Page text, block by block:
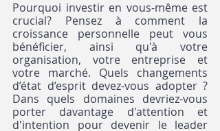
Pourquoi investir en vous-même est
crucial? Pensez à comment la
croissance personnelle peut vous
bénéficier, ainsi qu'à votre
organisation, votre entreprise et
votre marché. Quels changements
d’état d’esprit devez-vous adopter ?
Dans quels domaines devriez-vous
porter davantage d'attention et
d'intention pour devenir le leader